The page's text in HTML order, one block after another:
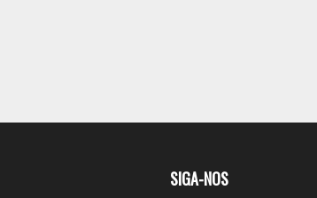
SIGA-NOS